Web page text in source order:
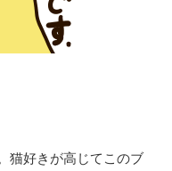
猫好きが高じてこのブ